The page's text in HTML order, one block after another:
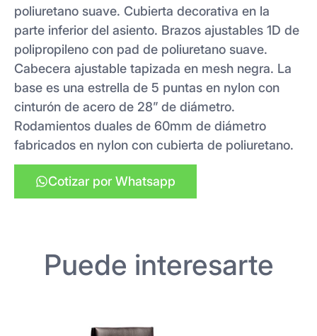
poliuretano suave. Cubierta decorativa en la
parte inferior del asiento. Brazos ajustables 1D de
polipropileno con pad de poliuretano suave.
Cabecera ajustable tapizada en mesh negra. La
base es una estrella de 5 puntas en nylon con
cinturón de acero de 28” de diámetro.
Rodamientos duales de 60mm de diámetro
fabricados en nylon con cubierta de poliuretano.
Cotizar por Whatsapp
Puede interesarte